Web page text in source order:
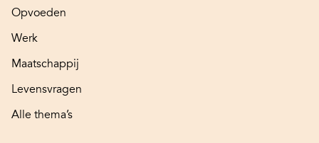
Opvoeden
Werk
Maatschappij
Levensvragen
Alle thema’s